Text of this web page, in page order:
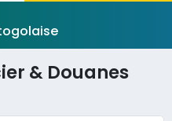
& Douanes